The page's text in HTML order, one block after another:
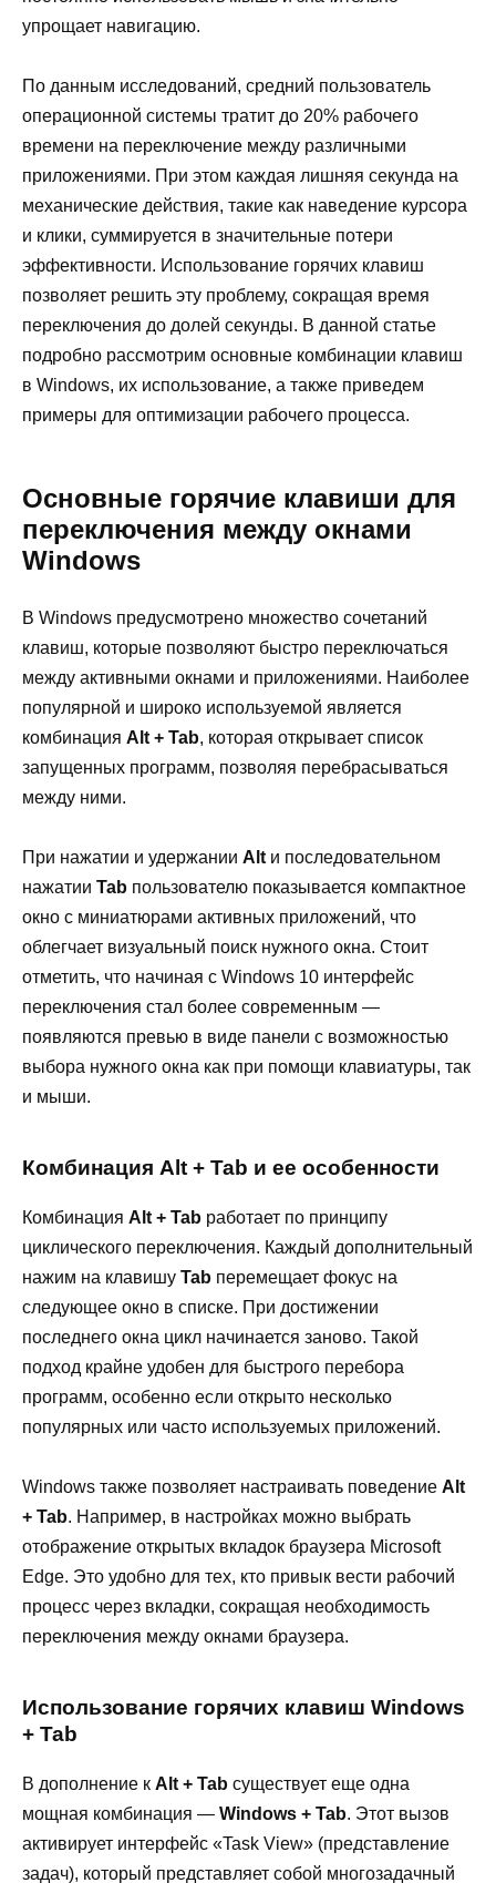
упрощает навигацию.
По данным исследований, средний пользователь
операционной системы тратит до 20% рабочего
времени на переключение между различными
приложениями. При этом каждая лишняя секунда на
механические действия, такие как наведение курсора
и клики, суммируется в значительные потери
эффективности. Использование горячих клавиш
позволяет решить эту проблему, сокращая время
переключения до долей секунды. В данной статье
подробно рассмотрим основные комбинации клавиш
в Windows, их использование, а также приведем
примеры для оптимизации рабочего процесса.
Основные горячие клавиши для
переключения между окнами
Windows
В Windows предусмотрено множество сочетаний
клавиш, которые позволяют быстро переключаться
между активными окнами и приложениями. Наиболее
популярной и широко используемой является
комбинация Alt + Tab, которая открывает список
запущенных программ, позволяя перебрасываться
между ними.
При нажатии и удержании Alt и последовательном
нажатии Tab пользователю показывается компактное
окно с миниатюрами активных приложений, что
облегчает визуальный поиск нужного окна. Стоит
отметить, что начиная с Windows 10 интерфейс
переключения стал более современным —
появляются превью в виде панели с возможностью
выбора нужного окна как при помощи клавиатуры, так
и мыши.
Комбинация Alt + Tab и ее особенности
Комбинация Alt + Tab работает по принципу
циклического переключения. Каждый дополнительный
нажим на клавишу Tab перемещает фокус на
следующее окно в списке. При достижении
последнего окна цикл начинается заново. Такой
подход крайне удобен для быстрого перебора
программ, особенно если открыто несколько
популярных или часто используемых приложений.
Windows также позволяет настраивать поведение Alt
+ Tab. Например, в настройках можно выбрать
отображение открытых вкладок браузера Microsoft
Edge. Это удобно для тех, кто привык вести рабочий
процесс через вкладки, сокращая необходимость
переключения между окнами браузера.
Использование горячих клавиш Windows
+ Tab
В дополнение к Alt + Tab существует еще одна
мощная комбинация — Windows + Tab. Этот вызов
активирует интерфейс «Task View» (представление
задач), который представляет собой многозадачный